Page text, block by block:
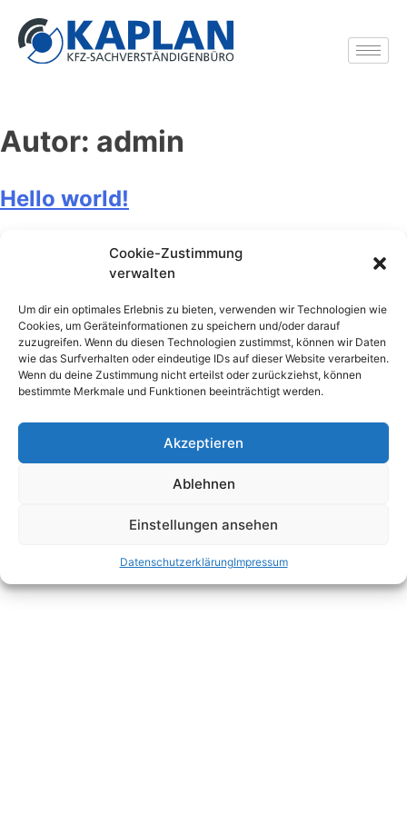
Cookie-Zustimmung
verwalten
Um dir ein optimales Erlebnis zu bieten, verwenden wir Technologien wie
Cookies, um Geräteinformationen zu speichern und/oder darauf
zuzugreifen. Wenn du diesen Technologien zustimmst, können wir Daten
wie das Surfverhalten oder eindeutige IDs auf dieser Website verarbeiten.
Wenn du deine Zustimmung nicht erteilst oder zurückziehst, können
bestimmte Merkmale und Funktionen beeinträchtigt werden.
Akzeptieren
Ablehnen
Einstellungen ansehen
DatenschutzerklärungImpressum
Autor: admin
Hello world!
Oktober 17, 2018by
delete it, then start writing!
Posted inUncategorized1 Kommentar
Impressum AGB Datenschutzerklärung
Diese Webseite wurde von der Ulmer Agentur realisiert.